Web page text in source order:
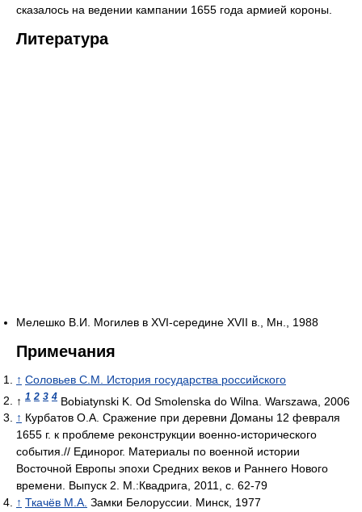
сказалось на ведении кампании 1655 года армией короны.
Литература
Мелешко В.И. Могилев в XVI-середине XVII в., Мн., 1988
Примечания
↑ Соловьев С.М. История государства российского
↑ 1 2 3 4 Bobiatynski K. Od Smolenska do Wilna. Warszawa, 2006
↑ Курбатов О.А. Сражение при деревни Доманы 12 февраля
1655 г. к проблеме реконструкции военно-исторического
события.// Единорог. Материалы по военной истории
Восточной Европы эпохи Средних веков и Раннего Нового
времени. Выпуск 2. М.:Квадрига, 2011, с. 62-79
↑ Ткачёв М.А. Замки Белоруссии. Минск, 1977